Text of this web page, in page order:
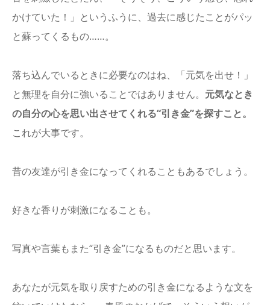
かけていた！」というふうに、過去に感じたことがパッ
と蘇ってくるもの……。
落ち込んでいるときに必要なのはね、「元気を出せ！」
と無理を自分に強いることではありません。 元気なとき
の自分の心を思い出させてくれる“引き金”を探すこと。
これが大事です。
昔の友達が引き金になってくれることもあるでしょう。
好きな香りが刺激になることも。
写真や言葉もまた“引き金”になるものだと思います。
あなたが元気を取り戻すための引き金になるような文を